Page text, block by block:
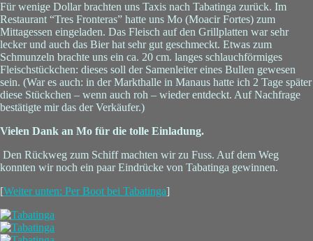
Für wenige Dollar brachten uns Taxis nach Tabatinga zurück. Im
Restaurant “Tres Fronteras” hatte uns Mo (Moacir Fortes) zum
Mittagessen eingeladen. Das Fleisch auf den Grillplatten war sehr
lecker und auch das Bier hat sehr gut geschmeckt. Etwas zum
Schmunzeln brachte uns ein ca. 20 cm. langes schlauchförmiges
Fleischstückchen: dieses soll der Samenleiter eines Bullen gewesen
sein. (War es auch: in der Markthalle in Manaus hatte ich 2 Tage später
diese Stückchen – wenn auch roh – wieder entdeckt. Auf Nachfrage
bestätigte mir das der Verkäufer.)
Vielen Dank an Mo für die tolle Einladung.
Den Rückweg zum Schiff machten wir zu Fuss. Auf dem Weg
konnten wir noch ein paar Eindrücke von Tabatinga gewinnen.
[Weiter unten: Per Boot bei Tabatinga]